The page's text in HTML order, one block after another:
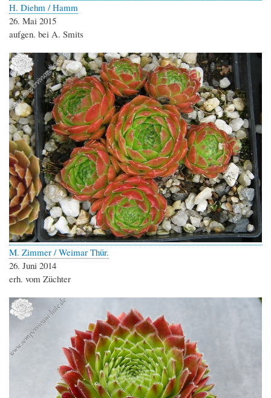
H. Diehm / Hamm
26. Mai 2015
aufgen. bei A. Smits
M. Zimmer / Weimar Thür.
26. Juni 2014
erh. vom Züchter